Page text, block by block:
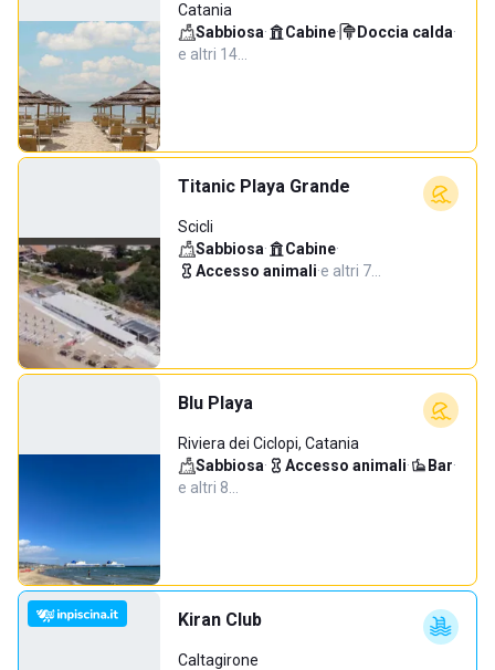
Catania
Sabbiosa· Cabine· Doccia calda·
e altri 14…
Titanic Playa Grande
Scicli
Sabbiosa· Cabine·
Accesso animali·e altri 7…
Blu Playa
Riviera dei Ciclopi, Catania
Sabbiosa· Accesso animali· Bar·
e altri 8…
Kiran Club
Caltagirone